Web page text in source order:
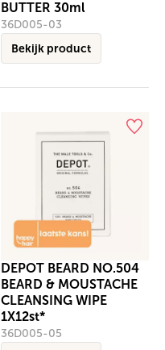
BUTTER 30ml
36D005-03
Bekijk product
DEPOT BEARD NO.504
BEARD & MOUSTACHE
CLEANSING WIPE
1X12st*
36D005-05